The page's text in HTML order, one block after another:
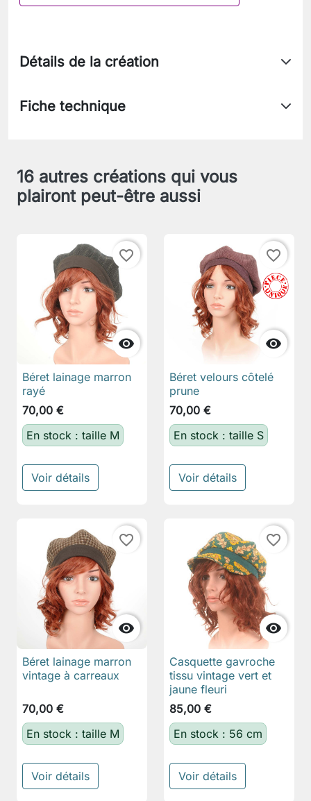
Détails de la création
Fiche technique
16 autres créations qui vous
plairont peut-être aussi

favorite_border
Béret lainage marron
rayé
70,00 €
En stock : taille M
Voir détails

favorite_border
Béret velours côtelé
prune
70,00 €
En stock : taille S
Voir détails

favorite_border
Béret lainage marron
vintage à carreaux
70,00 €
En stock : taille M
Voir détails

favorite_border
Casquette gavroche
tissu vintage vert et
jaune fleuri
85,00 €
En stock : 56 cm
Voir détails